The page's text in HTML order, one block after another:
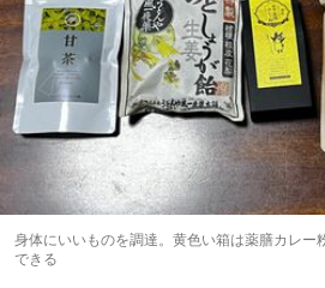
身体にいいものを調達。黄色い箱は薬膳カレー
できる